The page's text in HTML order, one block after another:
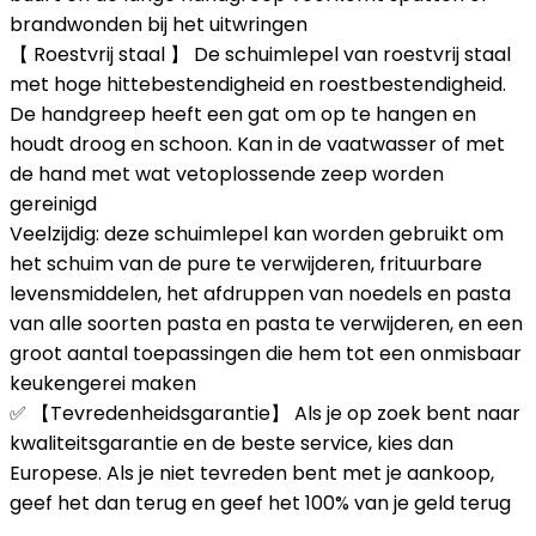
brandwonden bij het uitwringen
【 Roestvrij staal 】 De schuimlepel van roestvrij staal
met hoge hittebestendigheid en roestbestendigheid.
De handgreep heeft een gat om op te hangen en
houdt droog en schoon. Kan in de vaatwasser of met
de hand met wat vetoplossende zeep worden
gereinigd
Veelzijdig: deze schuimlepel kan worden gebruikt om
het schuim van de pure te verwijderen, frituurbare
levensmiddelen, het afdruppen van noedels en pasta
van alle soorten pasta en pasta te verwijderen, en een
groot aantal toepassingen die hem tot een onmisbaar
keukengerei maken
✅ 【Tevredenheidsgarantie】 Als je op zoek bent naar
kwaliteitsgarantie en de beste service, kies dan
Europese. Als je niet tevreden bent met je aankoop,
geef het dan terug en geef het 100% van je geld terug